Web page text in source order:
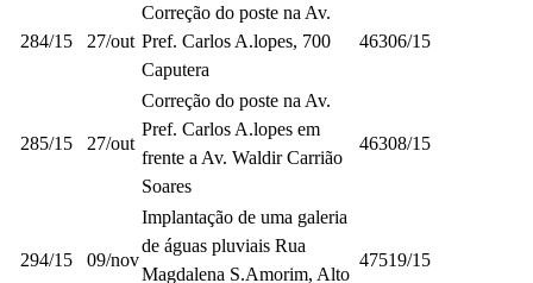
284/15 27/out
Correção do poste na Av.
Pref. Carlos A.lopes, 700
Caputera
46306/15
285/15 27/out
Correção do poste na Av.
Pref. Carlos A.lopes em
frente a Av. Waldir Carrião
Soares
46308/15
294/15 09/nov
Implantação de uma galeria
de águas pluviais Rua
Magdalena S.Amorim, Alto
47519/15